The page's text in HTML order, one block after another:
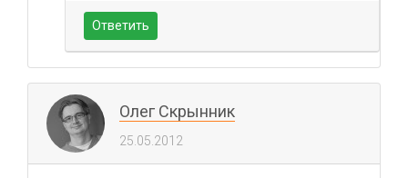
Ответить
Олег Скрынник
25.05.2012